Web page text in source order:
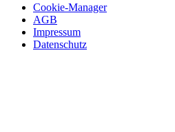
Cookie-Manager
AGB
Impressum
Datenschutz